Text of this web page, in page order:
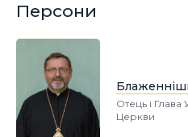
Персони
Отець і Глава
Церкви